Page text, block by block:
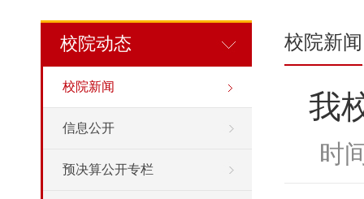
校院动态
校院新闻
信息公开
预决算公开专栏
校院新闻
我
时